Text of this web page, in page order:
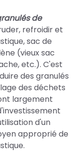
de
refroidir et
sac de
(vieux sac
etc.). C'est
des granulés
des déchets
largement
d'un
approprié de